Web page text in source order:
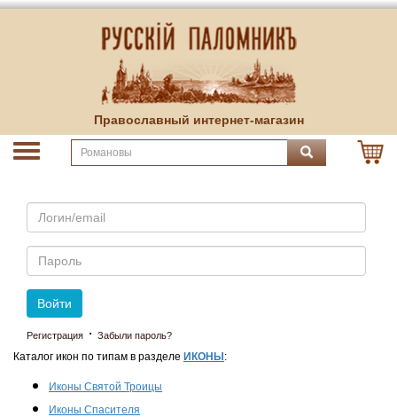
Православный интернет-магазин
Email
Пароль
Войти
Регистрация · Забыли пароль?
Каталог икон по типам в разделе ИКОНЫ :
Иконы Святой Троицы
Иконы Спасителя